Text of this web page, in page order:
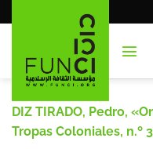
al
DIZ TIRADO, Pedro,
Tropas Coloniales, n.º